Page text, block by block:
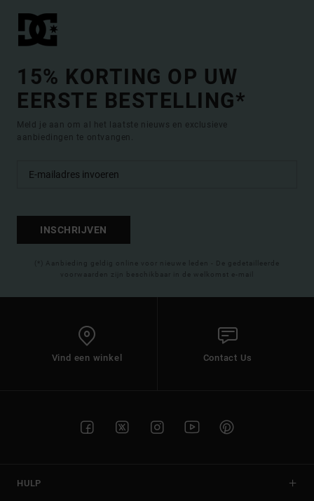
15% KORTING OP UW
EERSTE BESTELLING*
Meld je aan om al het laatste nieuws en exclusieve
aanbiedingen te ontvangen.
INSCHRIJVEN
(*) Aanbieding geldig online voor nieuwe leden - De gedetailleerde
voorwaarden zijn beschikbaar in de welkomst e-mail
Vind een winkel Contact Us
HULP